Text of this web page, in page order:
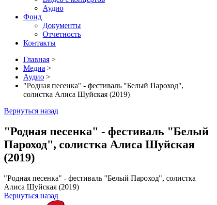
Аудио
Фонд
Документы
Отчетность
Контакты
Главная >
Медиа >
Аудио >
"Родная песенка" - фестиваль "Белый Пароход",
солистка Алиса Шуйская (2019)
Вернуться назад
"Родная песенка" - фестиваль "Белый
Пароход", солистка Алиса Шуйская
(2019)
"Родная песенка" - фестиваль "Белый Пароход", солистка
Алиса Шуйская (2019)
Вернуться назад